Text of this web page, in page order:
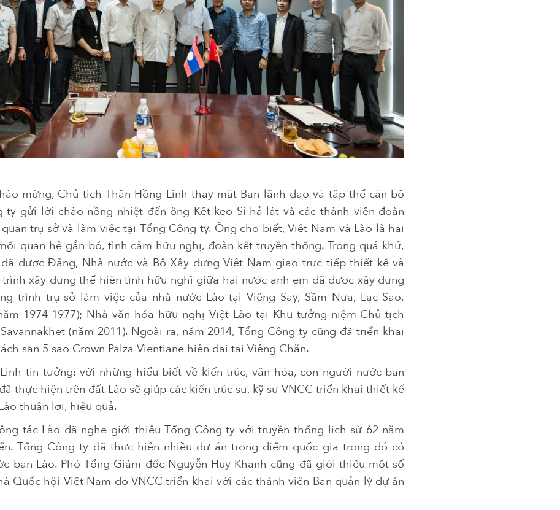
mừng, Chủ tịch Thân Hồng Linh thay mặt Ban lãnh đạo và tập thể cán bộ
ty gửi lời chào nồng nhiệt đến ông Kệt-keo Si-hả-lát và các thành viên đoàn
trụ sở và làm việc tại Tổng Công ty. Ông cho biết, Việt Nam và Lào là hai
quan hệ gắn bó, tình cảm hữu nghị, đoàn kết truyền thống. Trong quá khứ,
được Đảng, Nhà nước và Bộ Xây dựng Việt Nam giao trực tiếp thiết kế và
xây dựng thể hiện tình hữu nghĩ giữa hai nước anh em đã được xây dựng
trình trụ sở làm việc của nhà nước Lào tại Viêng Say, Sầm Nưa, Lạc Sao,
1974-1977); Nhà văn hóa hữu nghị Việt Lào tại Khu tưởng niệm Chủ tịch
(năm 2011). Ngoài ra, năm 2014, Tổng Công ty cũng đã triển khai
sạn 5 sao Crown Palza Vientiane hiện đại tại Viêng Chăn.
tin tưởng: với những hiểu biết về kiến trúc, văn hóa, con người nước bạn
thực hiện trên đất Lào sẽ giúp các kiến trúc sư, kỹ sư VNCC triển khai thiết kế
thuận lợi, hiệu quả.
tác Lào đã nghe giới thiệu Tổng Công ty với truyền thống lịch sử 62 năm
Tổng Công ty đã thực hiện nhiều dự án trọng điểm quốc gia trong đó có
bạn Lào. Phó Tổng Giám đốc Nguyễn Huy Khanh cũng đã giới thiệu một số
Quốc hội Việt Nam do VNCC triển khai với các thành viên Ban quản lý dự án